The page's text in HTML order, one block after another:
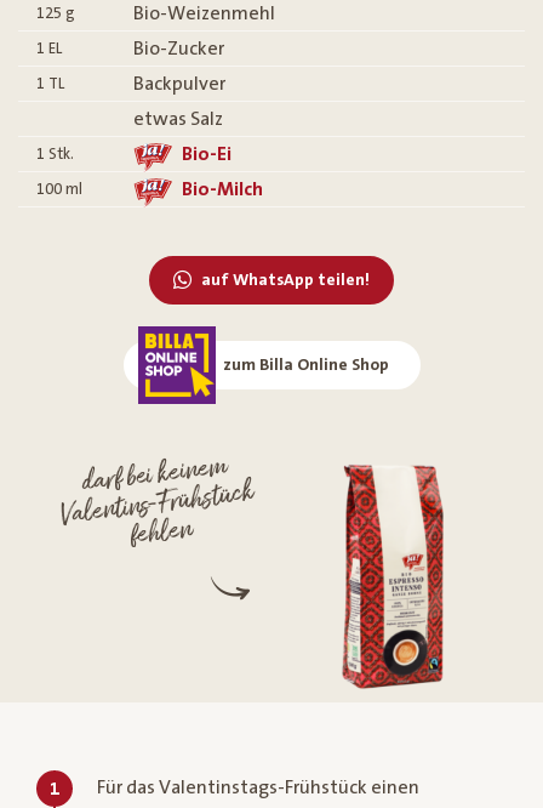
125 g Bio-Weizenmehl
1 EL Bio-Zucker
1 TL
Backpulver
etwas Salz
1 Stk. Bio-Ei
100 ml Bio-Milch
auf WhatsApp teilen!
zum Billa Online Shop
darf bei keinem
Valentins-Frühstück
fehlen
1
Für das Valentinstags-Frühstück einen